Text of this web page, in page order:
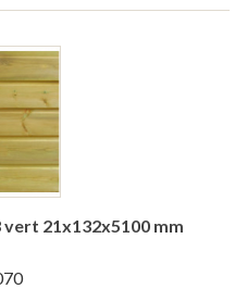
21x132x5100 mm